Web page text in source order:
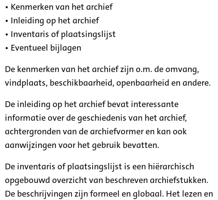
• Kenmerken van het archief
• Inleiding op het archief
• Inventaris of plaatsingslijst
• Eventueel bijlagen
De kenmerken van het archief zijn o.m. de omvang,
vindplaats, beschikbaarheid, openbaarheid en andere.
De inleiding op het archief bevat interessante
informatie over de geschiedenis van het archief,
achtergronden van de archiefvormer en kan ook
aanwijzingen voor het gebruik bevatten.
De inventaris of plaatsingslijst is een hiërarchisch
opgebouwd overzicht van beschreven archiefstukken.
De beschrijvingen zijn formeel en globaal. Het lezen en